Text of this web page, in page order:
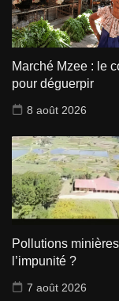
Marché Mzee : le
pour déguerpir
8 août 2026
Pollutions
l’impunité ?
7 août 2026